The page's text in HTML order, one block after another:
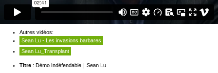
Autres vidéos:
Sean Lu - Les invasions barbares
Sean Lu_Transplant
Titre : Démo Indéfendable｜Sean Lu